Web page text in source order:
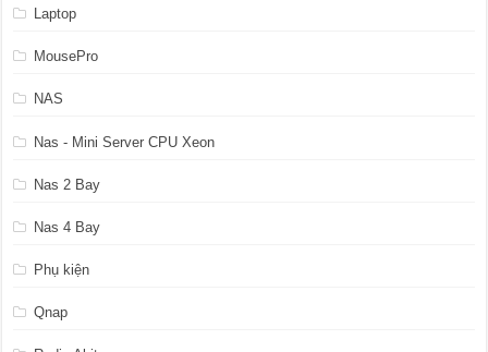
Laptop
MousePro
NAS
Nas - Mini Server CPU Xeon
Nas 2 Bay
Nas 4 Bay
Phụ kiện
Qnap